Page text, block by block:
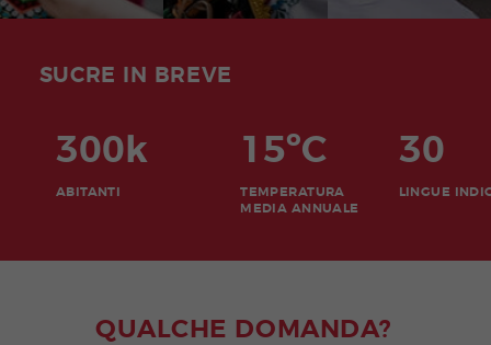
SUCRE IN BREVE
300k
ABITANTI
15ºC
TEMPERATURA
MEDIA ANNUALE
30
LINGUE
QUALCHE DOMANDA?